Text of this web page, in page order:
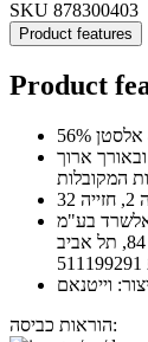
SKU 878300403
Product features
Product
המקובלות
אלשרד בע"מ
וייטנאם
הוראות כביסה: